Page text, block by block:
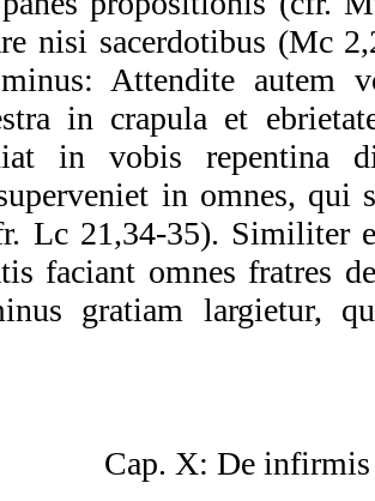
nisi sacerdotibus (Mc
Attendite autem
in crapula et
in vobis repentina
in omnes, qui
Lc 21,34-35). Similiter
faciant omnes fratres
gratiam largietur,
Cap. X: De